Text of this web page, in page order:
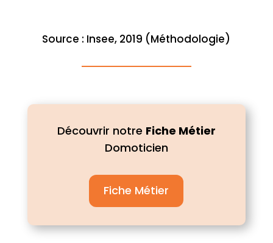
Source : Insee, 2019 (Méthodologie)
Découvrir notre Fiche Métier
Domoticien
Fiche Métier